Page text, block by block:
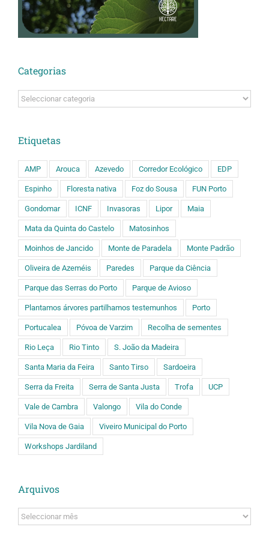
Categorias
Categorias
Etiquetas
AMP Arouca Azevedo Corredor Ecológico EDP
Espinho Floresta nativa Foz do Sousa FUN Porto
Gondomar ICNF Invasoras Lipor Maia
Mata da Quinta do Castelo Matosinhos
Moinhos de Jancido Monte de Paradela Monte Padrão
Oliveira de Azeméis Paredes Parque da Ciência
Parque das Serras do Porto Parque de Avioso
Plantamos árvores partilhamos testemunhos Porto
Portucalea Póvoa de Varzim Recolha de sementes
Rio Leça Rio Tinto S. João da Madeira
Santa Maria da Feira Santo Tirso Sardoeira
Serra da Freita Serra de Santa Justa Trofa UCP
Vale de Cambra Valongo Vila do Conde
Vila Nova de Gaia Viveiro Municipal do Porto
Workshops Jardiland
Arquivos
Arquivos